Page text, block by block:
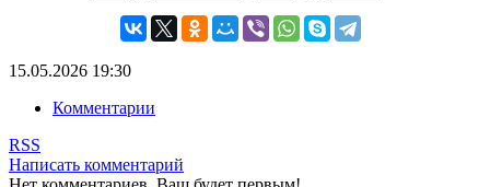
15.05.2026 19:30
Комментарии
RSS
Написать комментарий